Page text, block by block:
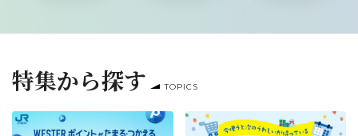
特集から探す TOPICS